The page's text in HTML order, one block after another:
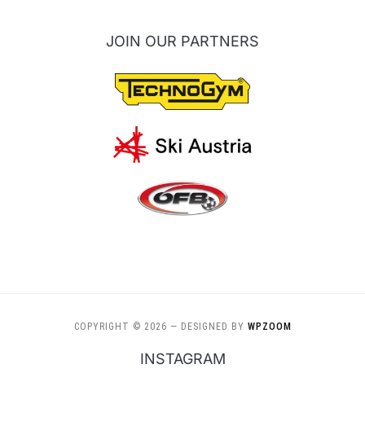
JOIN OUR PARTNERS
COPYRIGHT © 2026 — DESIGNED BY WPZOOM
INSTAGRAM